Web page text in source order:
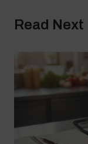
Read Next